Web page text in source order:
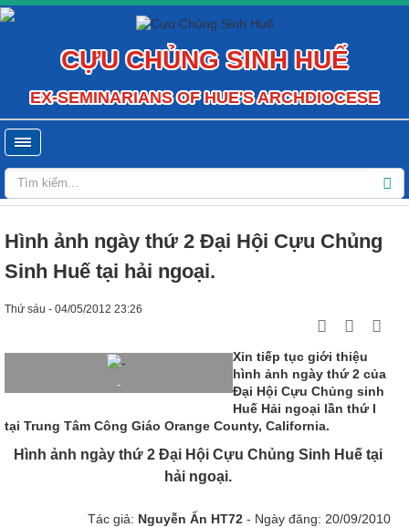
CỰU CHỦNG SINH HUẾ
EX-SEMINARIANS OF HUE'S ARCHDIOCESE
Hình ảnh ngày thứ 2 Đại Hội Cựu Chủng
Sinh Huế tại hải ngoại.
Thứ sáu - 04/05/2012 23:26
-
Xin tiếp tục giới thiệu
hình ảnh ngày thứ 2 của
Đại Hội Cựu Chủng sinh
Huế Hải ngoại lần thứ I
tại Trung Tâm Công Giáo Orange County, California.
Hình ảnh ngày thứ 2 Đại Hội Cựu Chủng Sinh Huế tại
hải ngoại.
Tác giả: Nguyễn Ấn HT72 - Ngày đăng: 20/09/2010